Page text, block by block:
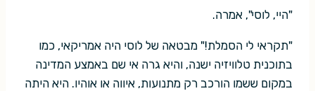
"היי, לוסי", אמרה.
"תקראי לי הסמלת!" מבטאה של לוסי היה אמריקאי, כמו
בתוכנית טלוויזיה ישנה, והיא גרה אי שם באמצע המדינה
במקום ששמו הורכב רק מתנועות, איווה או אוהיו. היא היתה